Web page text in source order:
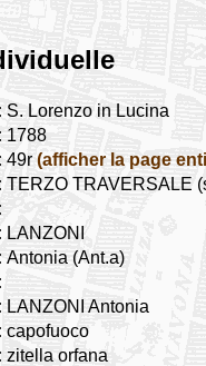
S. Lorenzo in Lucina
1788
49r (afficher la page
TERZO TRAVERSALE
LANZONI
Antonia (Ant.a)
LANZONI Antonia
capofuoco
zitella orfana